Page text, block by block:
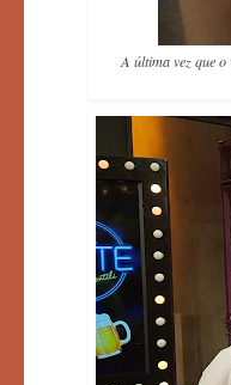
A última vez que